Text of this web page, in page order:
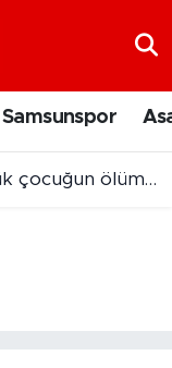
Samsunspor
ölümüne neden oldu